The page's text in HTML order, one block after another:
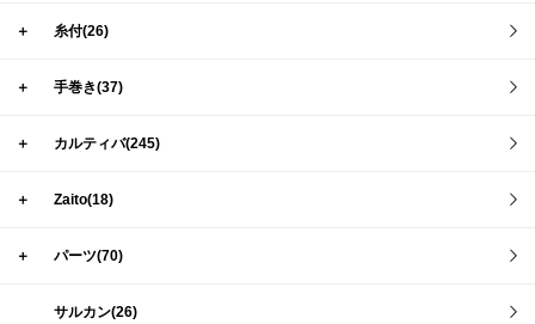
＋ 糸付(26)
＋ 手巻き(37)
＋ カルティバ(245)
＋ Zaito(18)
＋ パーツ(70)
サルカン(26)